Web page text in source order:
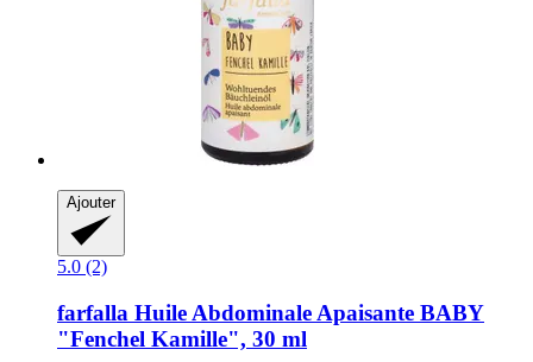
Ajouter
5.0 (2)
farfalla Huile Abdominale Apaisante BABY
"Fenchel Kamille", 30 ml